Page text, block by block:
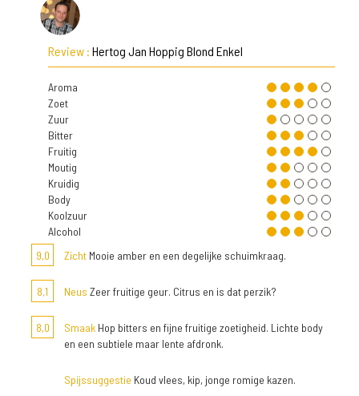
Review : Hertog Jan Hoppig Blond Enkel
Aroma
Zoet
Zuur
Bitter
Fruitig
Moutig
Kruidig
Body
Koolzuur
Alcohol
9,0
Zicht Mooie amber en een degelijke schuimkraag.
8,1 Neus Zeer fruitige geur. Citrus en is dat perzik?
8,0 Smaak Hop bitters en fijne fruitige zoetigheid. Lichte body
en een subtiele maar lente afdronk.
Spijssuggestie Koud vlees, kip, jonge romige kazen.